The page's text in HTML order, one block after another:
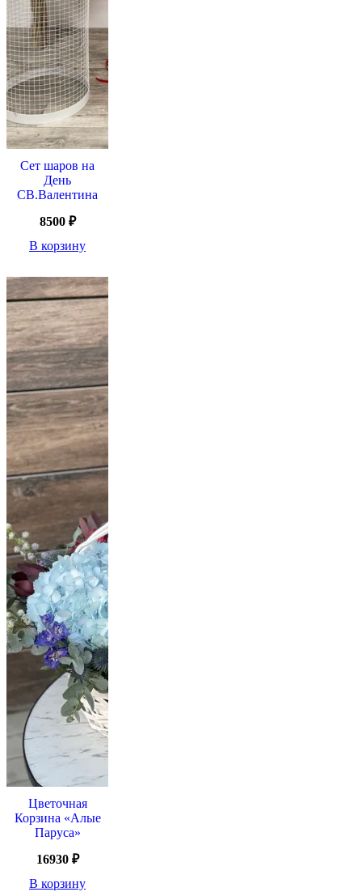
Сет шаров на
День
СВ.Валентина
8500 ₽
В корзину
Цветочная
Корзина «Алые
Паруса»
16930 ₽
В корзину